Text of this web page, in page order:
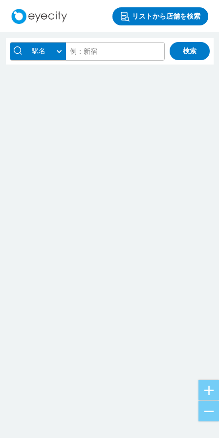
リストから店舗を検索
駅名 検索